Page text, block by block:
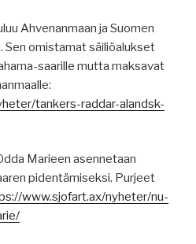
Ahvenanmaan ja Suomen
Sen omistamat säiliöalukset
saarille mutta maksavat
tankers-raddar-alandsk-
Marieen asennetaan
pidentämiseksi. Purjeet
www.sjofart.ax/nyheter/nu-